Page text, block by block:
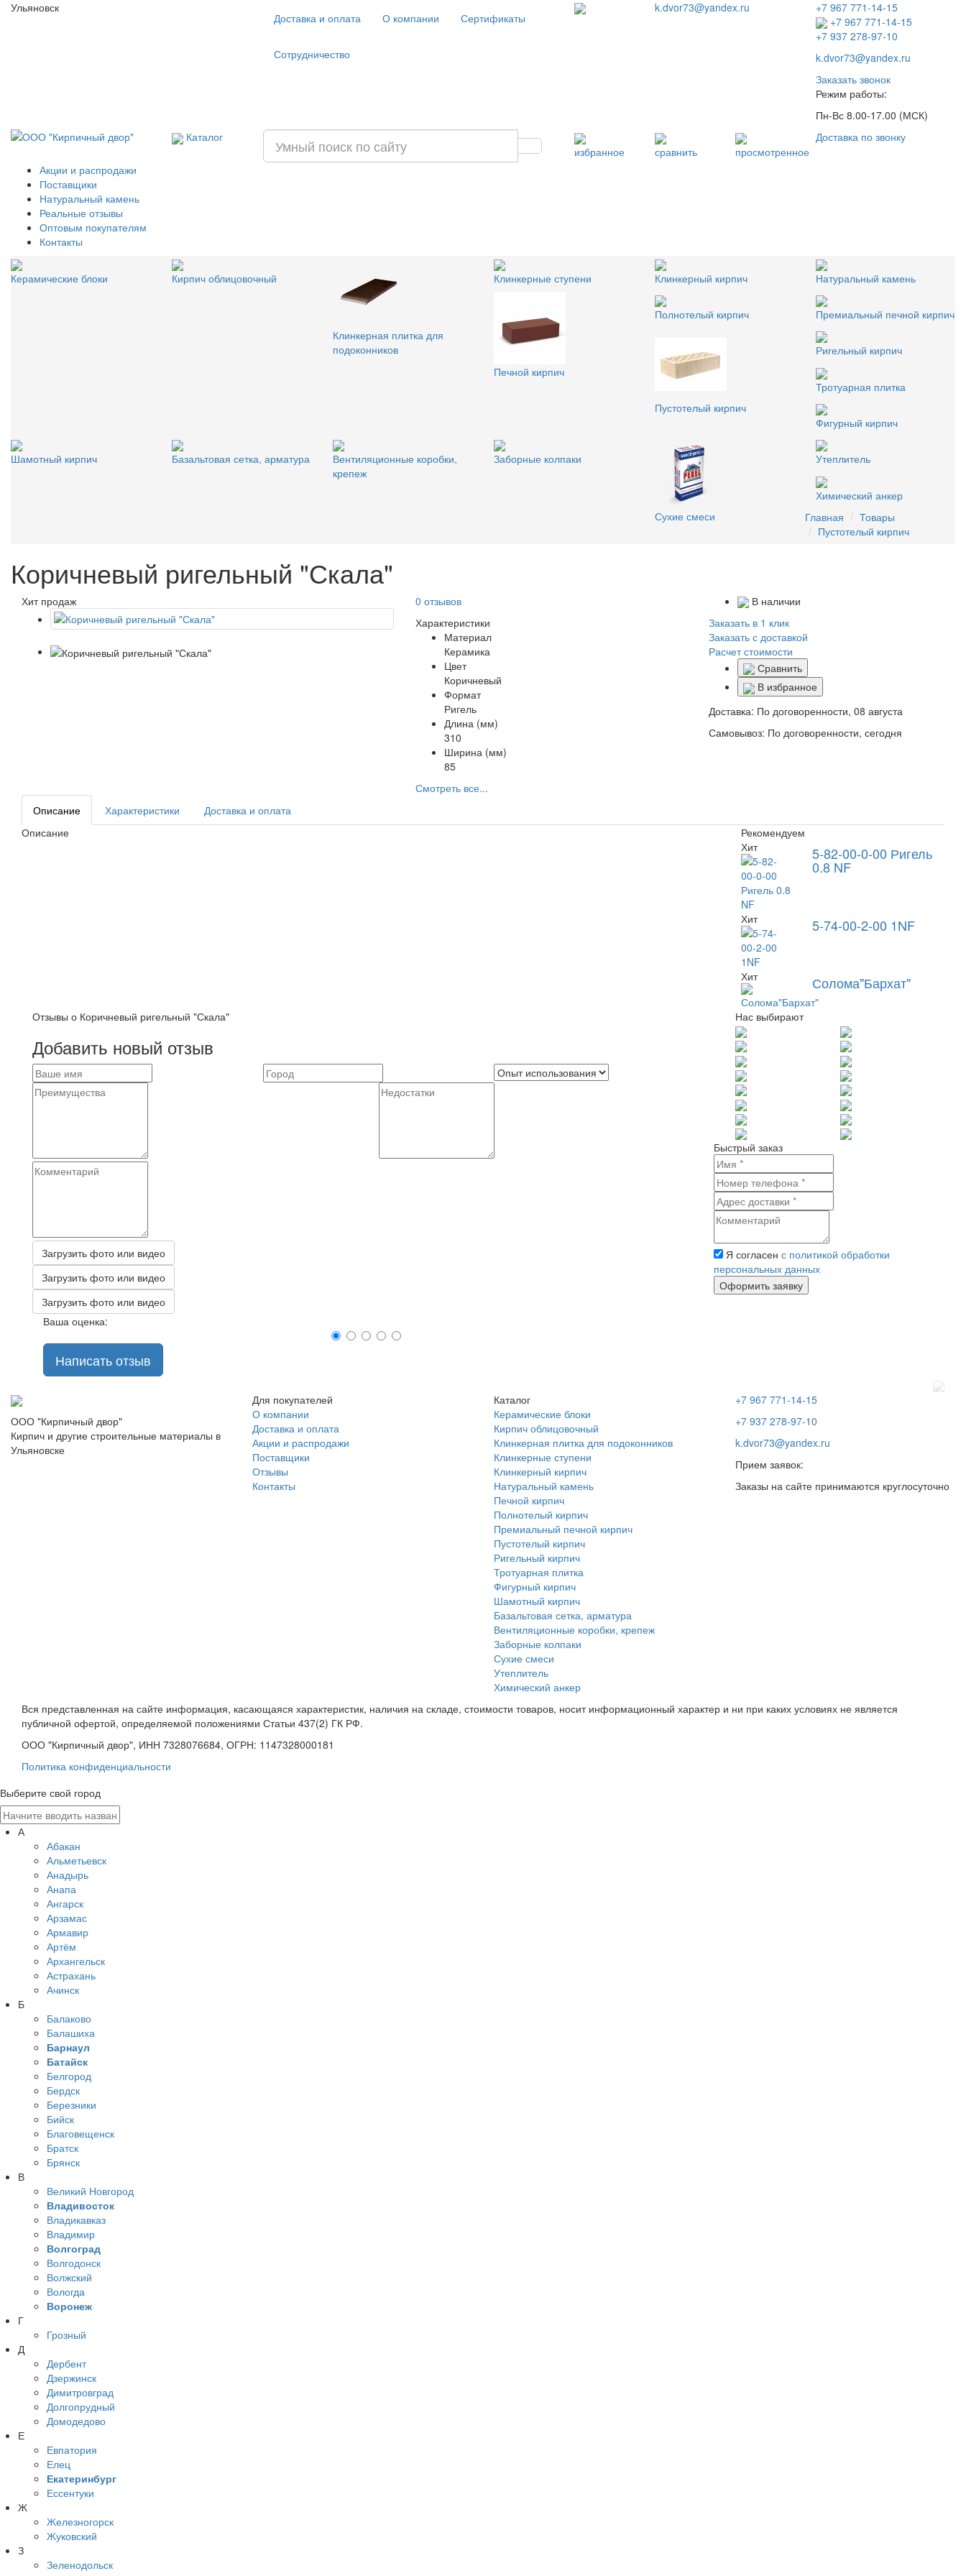
Ульяновск
Доставка и оплата О компании Сертификаты
Сотрудничество
k.dvor73@yandex.ru
+7 967 771-14-15
+7 967 771-14-15
+7 937 278-97-10
k.dvor73@yandex.ru
Заказать звонок
Режим работы:
Пн-Вс 8.00-17.00 (МСК)
Каталог
избранное
сравнить просмотренное
Доставка по звонку
Акции и распродажи
Поставщики
Натуральный камень
Реальные отзывы
Оптовым покупателям
Контакты
Керамические блоки Кирпич облицовочный
Клинкерная плитка для
подоконников
Клинкерные ступени Клинкерный кирпич Натуральный камень
Печной кирпич
Полнотелый кирпич Премиальный печной кирпич
Пустотелый кирпич
Ригельный кирпич
Тротуарная плитка
Фигурный кирпич
Шамотный кирпич Базальтовая сетка, арматура
Вентиляционные коробки,
крепеж
Заборные колпаки
Сухие смеси
Утеплитель
Химический анкер
Главная
Товары
Пустотелый кирпич
Коричневый ригельный "Скала"
Хит продаж
0 отзывов
Характеристики
Материал
Керамика
Цвет
Коричневый
Формат
Ригель
Длина (мм)
310
Ширина (мм)
85
Смотреть все...
В наличии
Заказать в 1 клик
Заказать с доставкой
Расчет стоимости
Сравнить
В избранное
Доставка: По договоренности, 08 августа
Самовывоз: По договоренности, сегодня
Описание Характеристики
Доставка и оплата
Описание
Рекомендуем
Хит
5-82-00-0-00 Ригель
0.8 NF
Хит 5-74-00-2-00 1NF
Хит Солома"Бархат"
Отзывы о Коричневый ригельный "Скала"
Добавить новый отзыв
Загрузить фото или видео
Загрузить фото или видео
Загрузить фото или видео
Ваша оценка:
Написать отзыв
Нас выбирают
Быстрый заказ
Я согласен с политикой обработки
персональных данных
ООО "Кирпичный двор"
Кирпич и другие строительные материалы в
Ульяновске
Для покупателей
О компании
Доставка и оплата
Акции и распродажи
Поставщики
Отзывы
Контакты
Каталог
Керамические блоки
Кирпич облицовочный
Клинкерная плитка для подоконников
Клинкерные ступени
Клинкерный кирпич
Натуральный камень
Печной кирпич
Полнотелый кирпич
Премиальный печной кирпич
Пустотелый кирпич
Ригельный кирпич
Тротуарная плитка
Фигурный кирпич
Шамотный кирпич
Базальтовая сетка, арматура
Вентиляционные коробки, крепеж
Заборные колпаки
Сухие смеси
Утеплитель
Химический анкер
+7 967 771-14-15
+7 937 278-97-10
k.dvor73@yandex.ru
Прием заявок:
Заказы на сайте принимаются круглосуточно
Вся представленная на сайте информация, касающаяся характеристик, наличия на складе, стоимости товаров, носит информационный характер и ни при каких условиях не является
публичной офертой, определяемой положениями Статьи 437(2) ГК РФ.
ООО "Кирпичный двор", ИНН 7328076684, ОГРН: 1147328000181
Политика конфиденциальности
Выберите свой город
А
Абакан
Альметьевск
Анадырь
Анапа
Ангарск
Арзамас
Армавир
Артём
Архангельск
Астрахань
Ачинск
Б
Балаково
Балашиха
Барнаул
Батайск
Белгород
Бердск
Березники
Бийск
Благовещенск
Братск
Брянск
В
Великий Новгород
Владивосток
Владикавказ
Владимир
Волгоград
Волгодонск
Волжский
Вологда
Воронеж
Г
Грозный
Д
Дербент
Дзержинск
Димитровград
Долгопрудный
Домодедово
Е
Евпатория
Елец
Екатеринбург
Ессентуки
Ж
Железногорск
Жуковский
З
Зеленодольск